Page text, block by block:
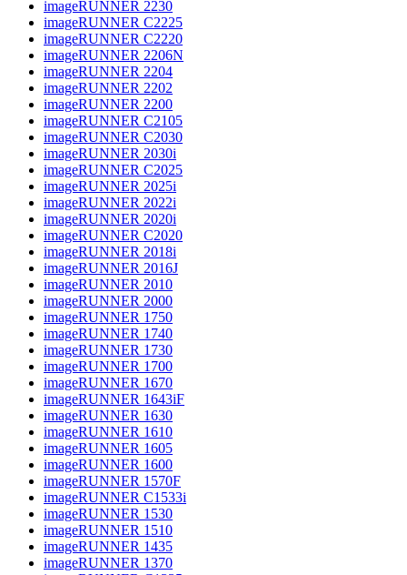
imageRUNNER 2230
imageRUNNER C2225
imageRUNNER C2220
imageRUNNER 2206N
imageRUNNER 2204
imageRUNNER 2202
imageRUNNER 2200
imageRUNNER C2105
imageRUNNER C2030
imageRUNNER 2030i
imageRUNNER C2025
imageRUNNER 2025i
imageRUNNER 2022i
imageRUNNER 2020i
imageRUNNER C2020
imageRUNNER 2018i
imageRUNNER 2016J
imageRUNNER 2010
imageRUNNER 2000
imageRUNNER 1750
imageRUNNER 1740
imageRUNNER 1730
imageRUNNER 1700
imageRUNNER 1670
imageRUNNER 1643iF
imageRUNNER 1630
imageRUNNER 1610
imageRUNNER 1605
imageRUNNER 1600
imageRUNNER 1570F
imageRUNNER C1533i
imageRUNNER 1530
imageRUNNER 1510
imageRUNNER 1435
imageRUNNER 1370